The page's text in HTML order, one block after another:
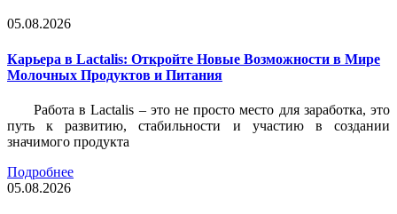
05.08.2026
Карьера в Lactalis: Откройте Новые Возможности в Мире
Молочных Продуктов и Питания
Работа в Lactalis – это не просто место для заработка, это
путь к развитию, стабильности и участию в создании
значимого продукта
Подробнее
05.08.2026